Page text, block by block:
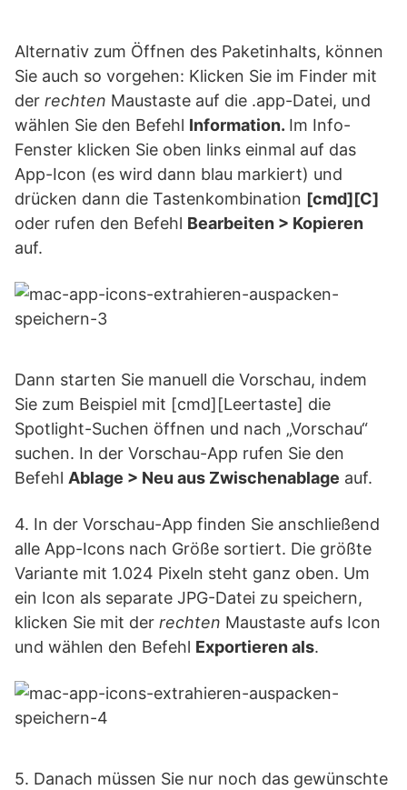
Alternativ zum Öffnen des Paketinhalts, können
Sie auch so vorgehen: Klicken Sie im Finder mit
der rechten Maustaste auf die .app-Datei, und
wählen Sie den Befehl Information. Im Info-
Fenster klicken Sie oben links einmal auf das
App-Icon (es wird dann blau markiert) und
drücken dann die Tastenkombination [cmd][C]
oder rufen den Befehl Bearbeiten > Kopieren
auf.
Dann starten Sie manuell die Vorschau, indem
Sie zum Beispiel mit [cmd][Leertaste] die
Spotlight-Suchen öffnen und nach „Vorschau“
suchen. In der Vorschau-App rufen Sie den
Befehl Ablage > Neu aus Zwischenablage auf.
4. In der Vorschau-App finden Sie anschließend
alle App-Icons nach Größe sortiert. Die größte
Variante mit 1.024 Pixeln steht ganz oben. Um
ein Icon als separate JPG-Datei zu speichern,
klicken Sie mit der rechten Maustaste aufs Icon
und wählen den Befehl Exportieren als.
5. Danach müssen Sie nur noch das gewünschte